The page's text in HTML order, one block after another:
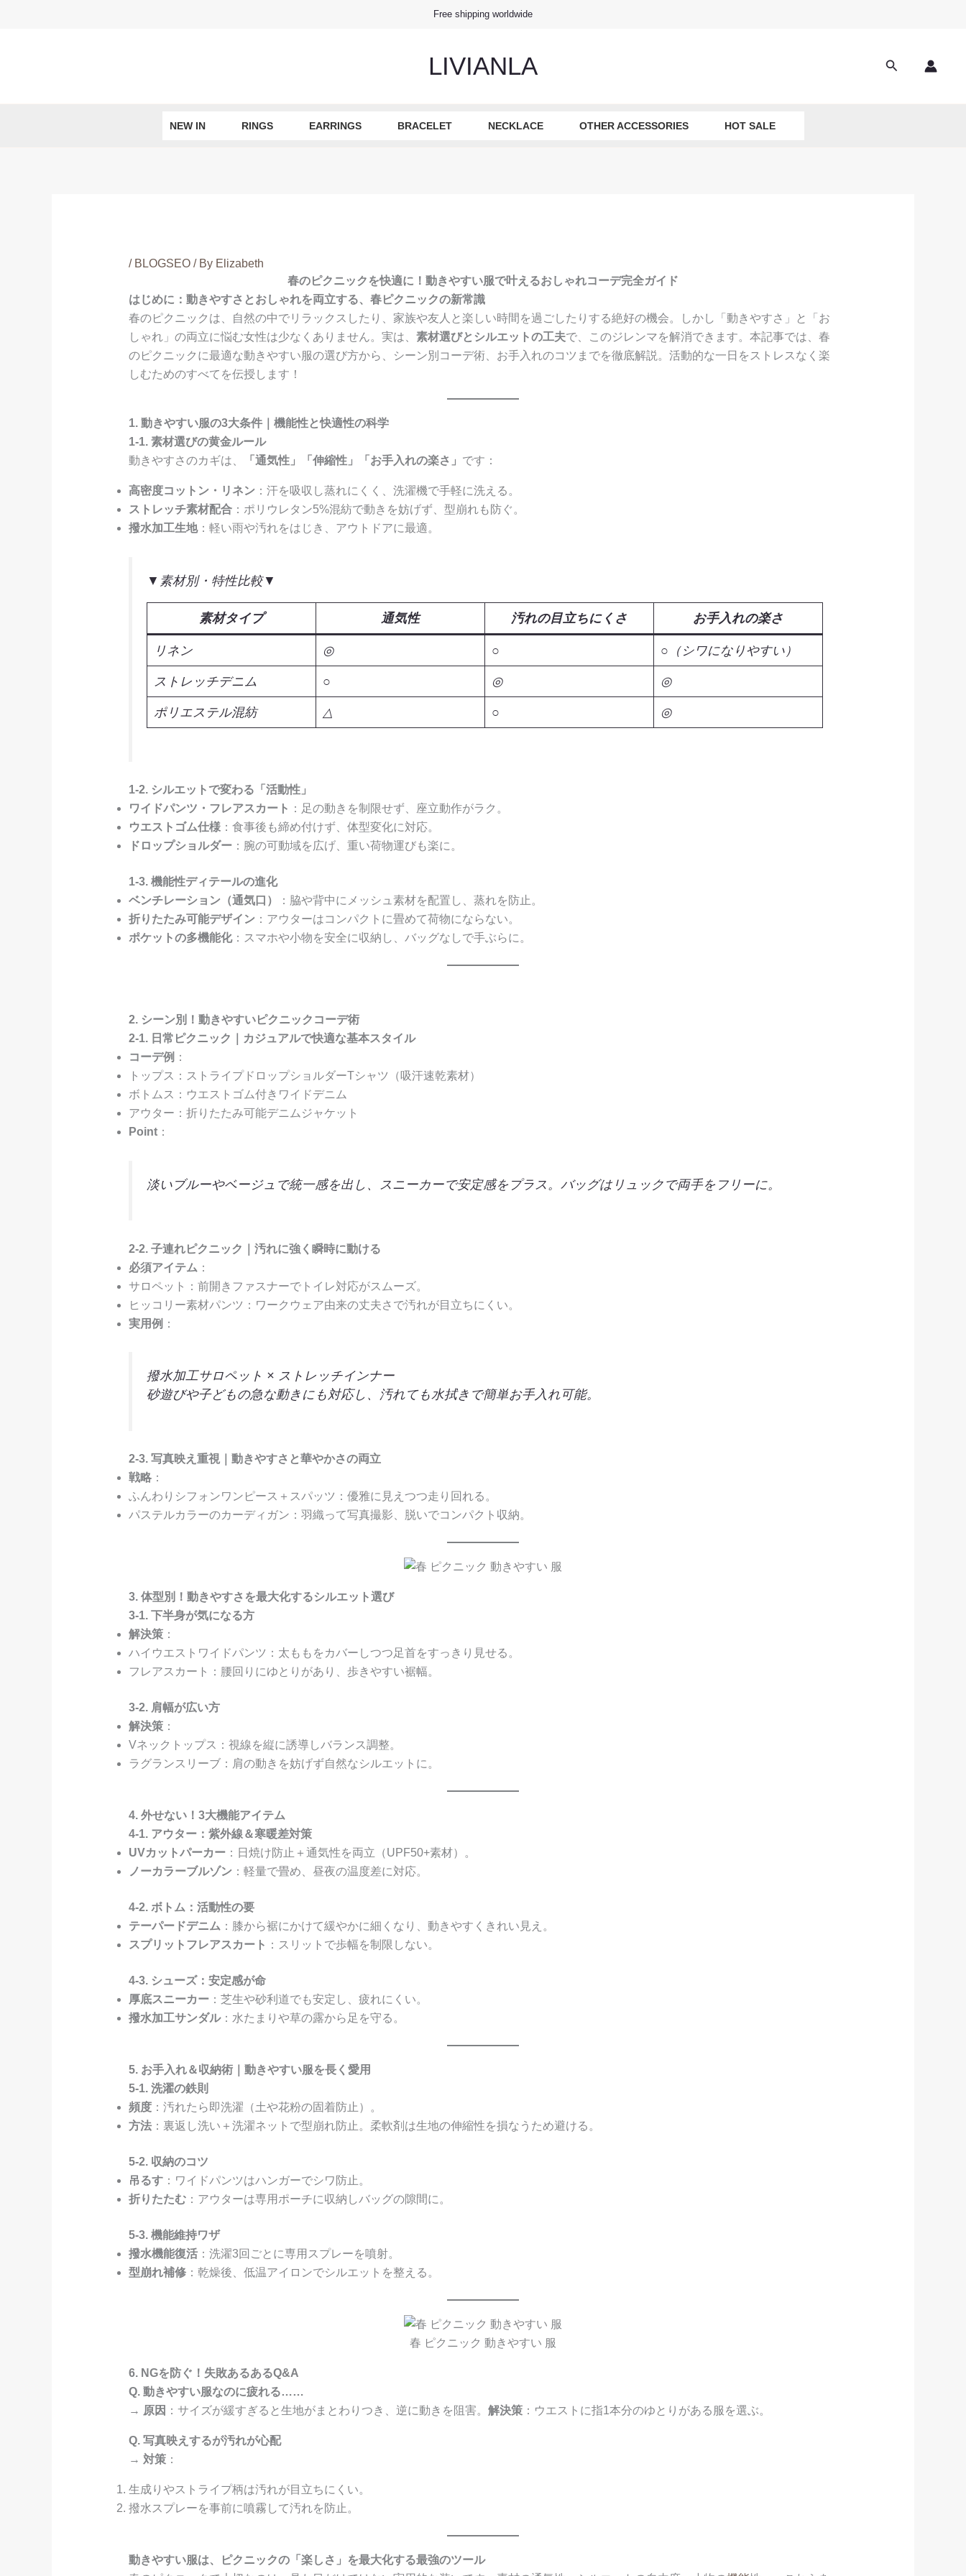
Free shipping worldwide
LIVIANLA Search
NEW IN RINGS EARRINGS BRACELET NECKLACE OTHER ACCESSORIES HOT SALE
/ BLOGSEO/ By Elizabeth
春のピクニックを快適に！動きやすい服で叶えるおしゃれコーデ完全ガイド
はじめに：動きやすさとおしゃれを両立する、春ピクニックの新常識
春のピクニックは、自然の中でリラックスしたり、家族や友人と楽しい時間を過ごしたりする絶好の機会。しかし「動きやすさ」と「お
しゃれ」の両立に悩む女性は少なくありません。実は、 素材選びとシルエットの工夫で、このジレンマを解消できます。本記事では、春
のピクニックに最適な動きやすい服の選び方から、シーン別コーデ術、お手入れのコツまでを徹底解説。活動的な一日をストレスなく楽
しむためのすべてを伝授します！
1. 動きやすい服の3大条件｜機能性と快適性の科学
1-1. 素材選びの黄金ルール
動きやすさのカギは、
「通気性」「伸縮性」「お手入れの楽さ」 です：
高密度コットン・リネン ：汗を吸収し蒸れにくく、洗濯機で手軽に洗える。
ストレッチ素材配合：ポリウレタン5%混紡で動きを妨げず、型崩れも防ぐ。
撥水加工生地：軽い雨や汚れをはじき、アウトドアに最適。
▼素材別・特性比較▼
素材タイプ 通気性 汚れの目立ちにくさ お手入れの楽さ
リネン ◎ ○ ○（シワになりやすい）
ストレッチデニム ○ ◎ ◎
ポリエステル混紡 △ ○ ◎
1-2. シルエットで変わる「活動性」
ワイドパンツ・フレアスカート ：足の動きを制限せず、座立動作がラク。
ウエストゴム仕様：食事後も締め付けず、体型変化に対応。
ドロップショルダー：腕の可動域を広げ、重い荷物運びも楽に。
1-3. 機能性ディテールの進化
ベンチレーション（通気口）
：脇や背中にメッシュ素材を配置し、蒸れを防止。
折りたたみ可能デザイン ：アウターはコンパクトに畳めて荷物にならない。
ポケットの多機能化：スマホや小物を安全に収納し、バッグなしで手ぶらに。
2. シーン別！動きやすいピクニックコーデ術
2-1. 日常ピクニック｜カジュアルで快適な基本スタイル
コーデ例 ：
トップス：ストライプドロップショルダーTシャツ（吸汗速乾素材）
ボトムス：ウエストゴム付きワイドデニム
アウター：折りたたみ可能デニムジャケット
Point：
淡いブルーやベージュで統一感を出し、スニーカーで安定感をプラス。バッグはリュックで両手をフリーに。
2-2. 子連れピクニック｜汚れに強く瞬時に動ける
必須アイテム ：
サロペット：前開きファスナーでトイレ対応がスムーズ。
ヒッコリー素材パンツ：ワークウェア由来の丈夫さで汚れが目立ちにくい。
実用例 ：
撥水加工サロペット × ストレッチインナー
砂遊びや子どもの急な動きにも対応し、汚れても水拭きで簡単お手入れ可能。
2-3. 写真映え重視｜動きやすさと華やかさの両立
戦略：
ふんわりシフォンワンピース＋スパッツ：優雅に見えつつ走り回れる。
パステルカラーのカーディガン：羽織って写真撮影、脱いでコンパクト収納。
3. 体型別！動きやすさを最大化するシルエット選び
3-1. 下半身が気になる方
解決策：
ハイウエストワイドパンツ：太ももをカバーしつつ足首をすっきり見せる。
フレアスカート：腰回りにゆとりがあり、歩きやすい裾幅。
3-2. 肩幅が広い方
解決策：
Vネックトップス：視線を縦に誘導しバランス調整。
ラグランスリーブ：肩の動きを妨げず自然なシルエットに。
4. 外せない！3大機能アイテム
4-1. アウター：紫外線＆寒暖差対策
UVカットパーカー：日焼け防止＋通気性を両立（UPF50+素材）。
ノーカラーブルゾン ：軽量で畳め、昼夜の温度差に対応。
4-2. ボトム：活動性の要
テーパードデニム ：膝から裾にかけて緩やかに細くなり、動きやすくきれい見え。
スプリットフレアスカート ：スリットで歩幅を制限しない。
4-3. シューズ：安定感が命
厚底スニーカー：芝生や砂利道でも安定し、疲れにくい。
撥水加工サンダル：水たまりや草の露から足を守る。
5. お手入れ＆収納術｜動きやすい服を長く愛用
5-1. 洗濯の鉄則
頻度：汚れたら即洗濯（土や花粉の固着防止）。
方法：裏返し洗い＋洗濯ネットで型崩れ防止。柔軟剤は生地の伸縮性を損なうため避ける。
5-2. 収納のコツ
吊るす：ワイドパンツはハンガーでシワ防止。
折りたたむ：アウターは専用ポーチに収納しバッグの隙間に。
5-3. 機能維持ワザ
撥水機能復活：洗濯3回ごとに専用スプレーを噴射。
型崩れ補修：乾燥後、低温アイロンでシルエットを整える。
春 ピクニック 動きやすい 服
6. NGを防ぐ！失敗あるあるQ&A
Q. 動きやすい服なのに疲れる……
→ 原因 ：サイズが緩すぎると生地がまとわりつき、逆に動きを阻害。 解決策：ウエストに指1本分のゆとりがある服を選ぶ。
Q. 写真映えするが汚れが心配
→ 対策：
生成りやストライプ柄は汚れが目立ちにくい。
撥水スプレーを事前に噴霧して汚れを防止。
動きやすい服は、ピクニックの「楽しさ」を最大化する最強のツール